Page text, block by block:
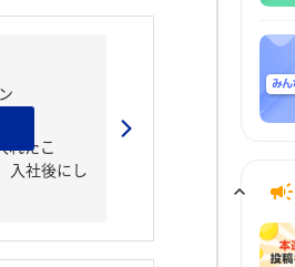
れたこ
入社後にし